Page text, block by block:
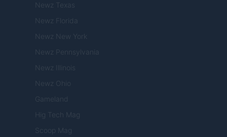
Newz Texas
Newz Florida
Newz New York
Newz Pennsylvania
Newz Illinois
Newz Ohio
Gameland
Hig Tech Mag
Scoop Mag